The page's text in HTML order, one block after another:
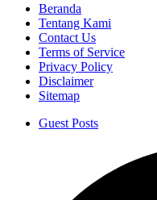
Beranda
Tentang Kami
Contact Us
Terms of Service
Privacy Policy
Disclaimer
Sitemap
Guest Posts